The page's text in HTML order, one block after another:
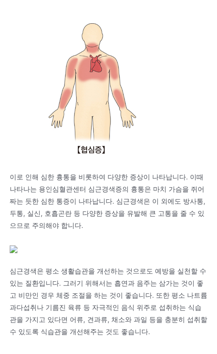
이로 인해 심한 흉통을 비롯하여 다양한 증상이 나타납니다. 이때
나타나는 용인심혈관센터 심근경색증의 흉통은 마치 가슴을 쥐어
짜는 듯한 심한 통증이 나타납니다. 심근경색은 이 외에도 방사통,
두통, 실신, 호흡곤란 등 다양한 증상을 유발해 큰 고통을 줄 수 있
으므로 주의해야 합니다.
심근경색은 평소 생활습관을 개선하는 것으로도 예방을 실천할 수
있는 질환입니다. 그러기 위해서는 흡연과 음주는 삼가는 것이 좋
고 비만인 경우 체중 조절을 하는 것이 좋습니다. 또한 평소 나트륨
과다섭취나 기름진 육류 등 자극적인 음식 위주로 섭취하는 식습
관을 가지고 있다면 어류, 견과류, 채소와 과일 등을 충분히 섭취할
수 있도록 식습관을 개선해주는 것도 좋습니다.